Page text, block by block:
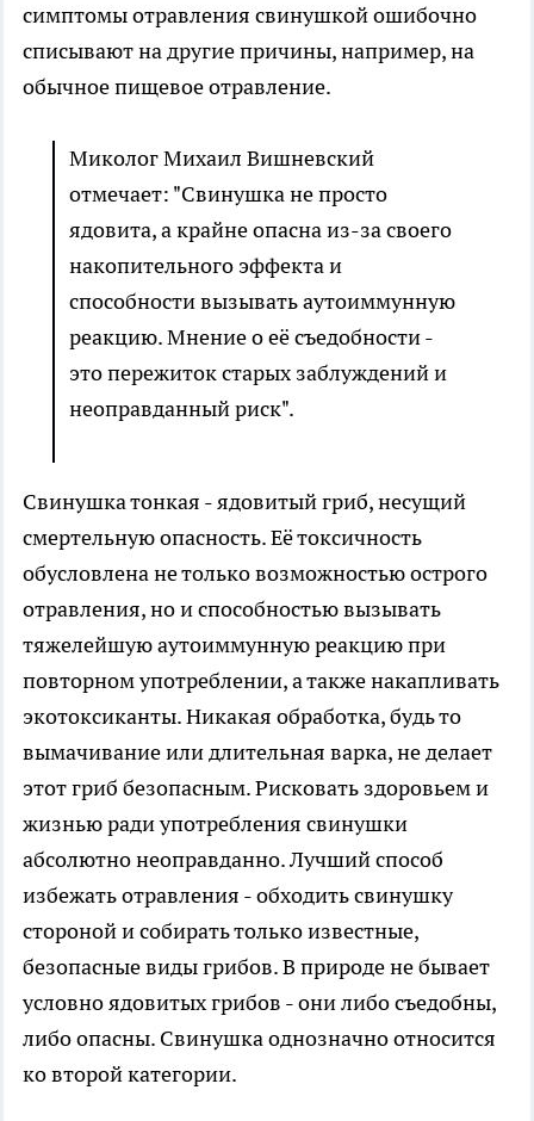
симптомы отравления свинушкой ошибочно
списывают на другие причины, например, на
обычное пищевое отравление.
Миколог Михаил Вишневский
отмечает: "Свинушка не просто
ядовита, а крайне опасна из-за своего
накопительного эффекта и
способности вызывать аутоиммунную
реакцию. Мнение о её съедобности -
это пережиток старых заблуждений и
неоправданный риск".
Свинушка тонкая - ядовитый гриб, несущий
смертельную опасность. Её токсичность
обусловлена не только возможностью острого
отравления, но и способностью вызывать
тяжелейшую аутоиммунную реакцию при
повторном употреблении, а также накапливать
экотоксиканты. Никакая обработка, будь то
вымачивание или длительная варка, не делает
этот гриб безопасным. Рисковать здоровьем и
жизнью ради употребления свинушки
абсолютно неоправданно. Лучший способ
избежать отравления - обходить свинушку
стороной и собирать только известные,
безопасные виды грибов. В природе не бывает
условно ядовитых грибов - они либо съедобны,
либо опасны. Свинушка однозначно относится
ко второй категории.